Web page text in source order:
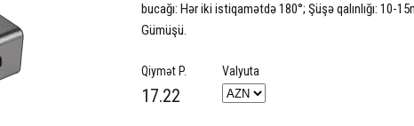
Qiymət P.
17.22
Valyuta
bucağı: Hər iki istiqamətdə 180°; Şüşə qalınlığı: 10-
Gümüşü.